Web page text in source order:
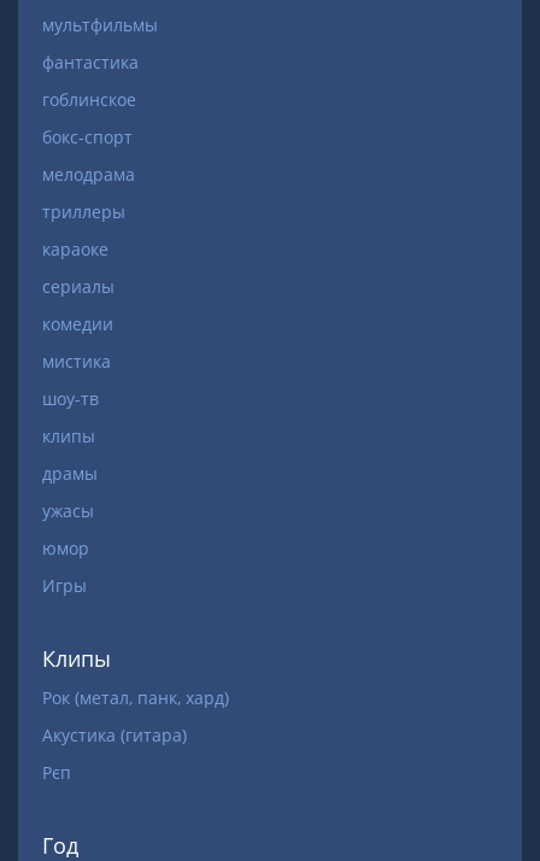
мультфильмы
фантастика
гоблинское
бокс-спорт
мелодрама
триллеры
караоке
сериалы
комедии
мистика
шоу-тв
клипы
драмы
ужасы
юмор
Игры
Клипы
Рок (метал, панк, хард)
Акустика (гитара)
Рєп
Год